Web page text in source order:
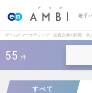
若手
ゲームのマーケティング・販促企画の転職・求
55 件
すべて